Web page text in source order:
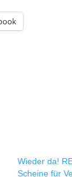
Wieder da!
Scheine für